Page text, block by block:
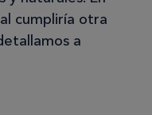
cumpliría otra
a